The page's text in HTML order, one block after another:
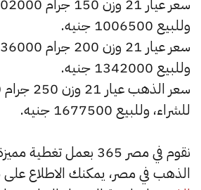
وللبيع 1006500 جنيه.
وللبيع 1342000 جنيه.
للشراء، وللبيع 1677500 جنيه.
نقوم في مصر 365 بعمل
الذهب في مصر، يمكنك الاطلاع